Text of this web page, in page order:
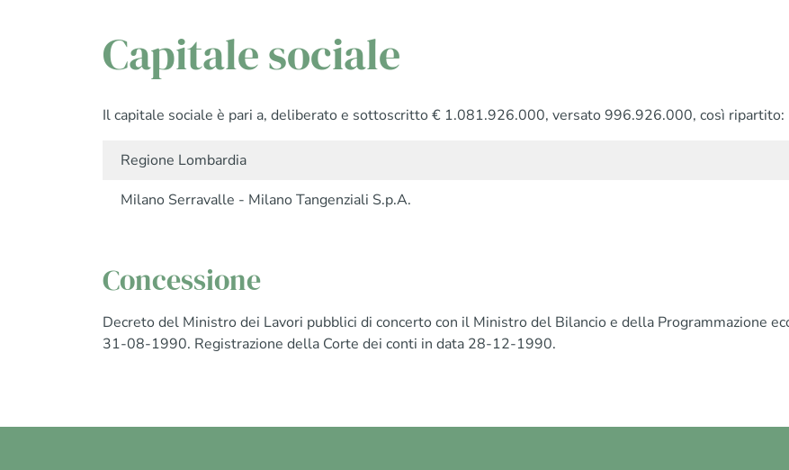
Capitale sociale
Il capitale sociale è pari a, deliberato e sottoscritto € 1.081.926.000, versato 996.926.000, così ripartito:
Regione Lombardia
Milano Serravalle - Milano Tangenziali S.p.A.
Concessione
Decreto del Ministro dei Lavori pubblici di concerto con il Ministro del Bilancio e della Programmazione
31-08-1990. Registrazione della Corte dei conti in data 28-12-1990.